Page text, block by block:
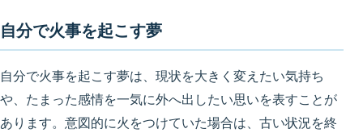
自分で火事を起こす夢
自分で火事を起こす夢は、現状を大きく変えたい気持ち
や、たまった感情を一気に外へ出したい思いを表すことが
あります。意図的に火をつけていた場合は、古い状況を終